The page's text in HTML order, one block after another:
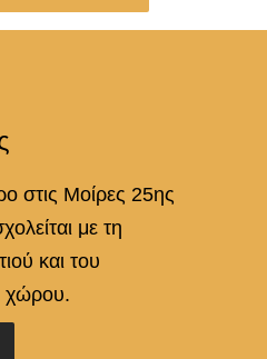
στις Μοίρες 25ης
με τη
και του
χώρου.